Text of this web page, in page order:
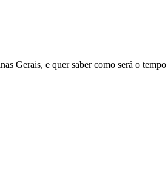
Gerais, e quer saber como será o tempo